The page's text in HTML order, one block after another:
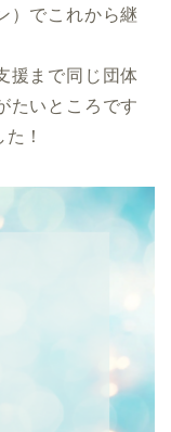
）でこれから継
援まで同じ団体
たいところです
！